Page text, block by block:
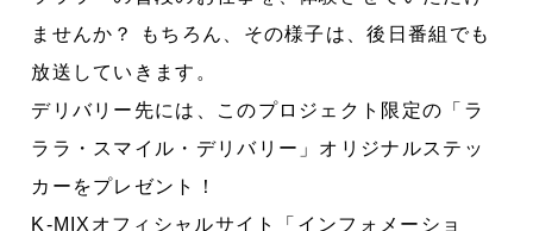
ませんか？
もちろん、その様子は、後日番組でも
放送していきます。
デリバリー先には、このプロジェクト限定の「ラ
ララ・スマイル・デリバリー」オリジナルステッ
カーをプレゼント！
K-MIXオフィシャルサイト「インフォメーショ